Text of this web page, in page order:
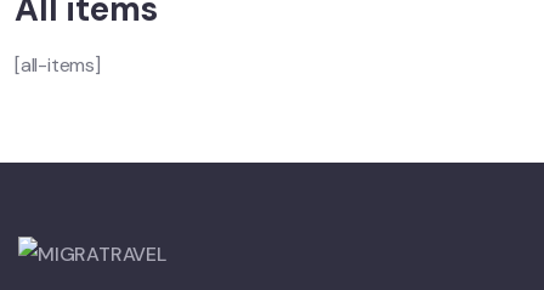
All items
[all-items]